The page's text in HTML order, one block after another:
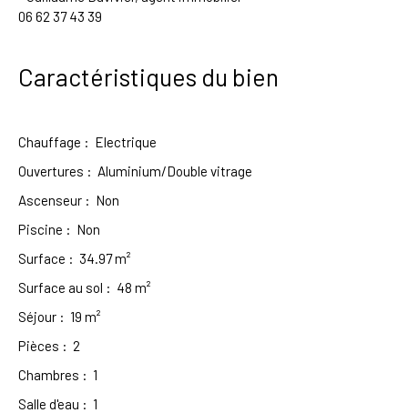
06 62 37 43 39
Caractéristiques du bien
Chauffage : Electrique
Ouvertures : Aluminium/Double vitrage
Ascenseur : Non
Piscine : Non
Surface : 34.97m²
Surface au sol : 48 m²
Séjour : 19 m²
Pièces : 2
Chambres : 1
Salle d'eau : 1